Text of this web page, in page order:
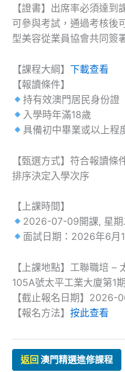
【證書】出席率必須達
可參與考試，通過考核後
型美容從業員協會共同簽
【課程大綱】 下載查看
【報讀條件】
持有效澳門居民身份證
入學時年滿18歲
具備初中畢業或以上程
【甄選方式】符合報讀
排序決定入學次序
【上課時間】
2026-07-09開課, 星
面試日期：2026年6月
【上課地點】工聯職培 –
105A號太平工業大廈第1
【截止報名日期】2026-
【報名方法】 按此查看
返回澳門精選進修課程